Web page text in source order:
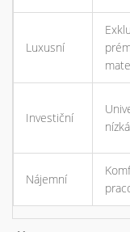
Luxusní
Investiční
Nájemní